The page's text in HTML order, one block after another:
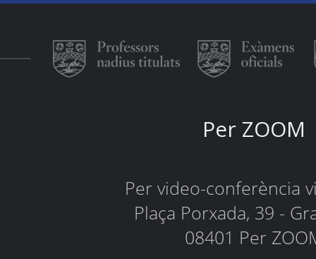
Per ZOOM
Per video-conferència
Plaça Porxada, 39 -
08401 Per